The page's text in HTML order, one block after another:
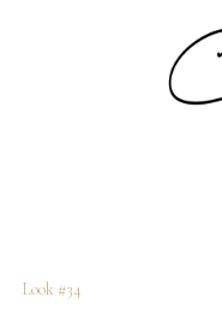
Look #34